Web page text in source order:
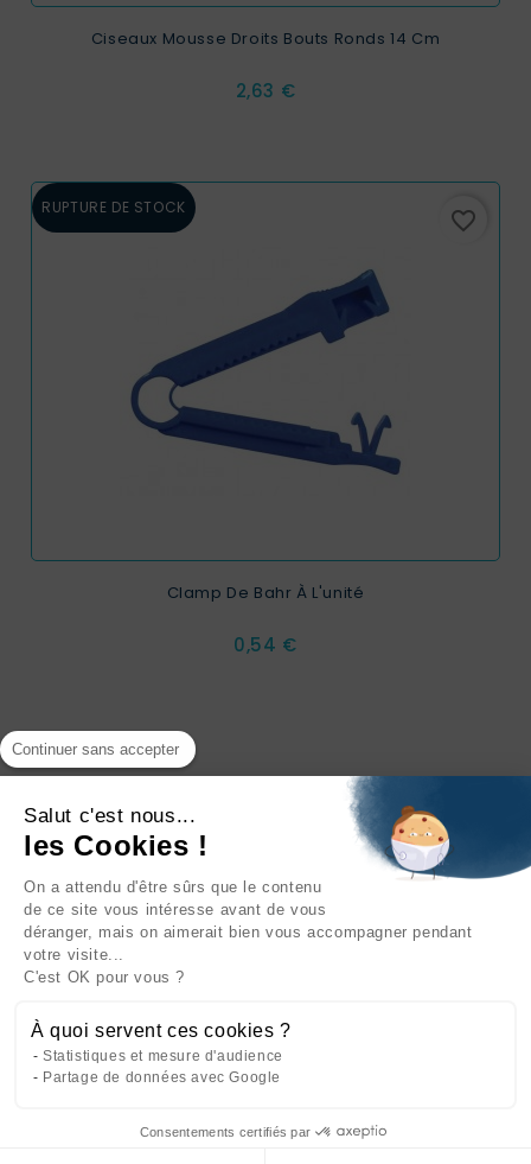
Ciseaux Mousse Droits Bouts Ronds 14 Cm
Prix
2,63 €
RUPTURE DE STOCK favorite_border
Clamp De Bahr À L'unité
Prix
0,54 €
INFORMATIONS
NOTRE SOCIÉTÉ
NOS PRODUITS
CATÉGORIES
Continuer sans accepter
Salut c'est nous...
les Cookies !
On a attendu d'être sûrs que le contenu
de ce site vous intéresse avant de vous
déranger, mais on aimerait bien vous accompagner pendant
votre visite...
C'est OK pour vous ?
À quoi servent ces cookies ?
Statistiques et mesure d'audience
Partage de données avec Google
Consentements certifiés par